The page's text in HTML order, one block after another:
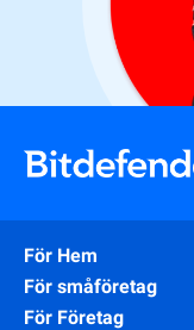
För Hem
För småföretag
För Företag